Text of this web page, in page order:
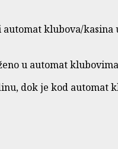
klubova/kasina
u automat
dok je kod automat